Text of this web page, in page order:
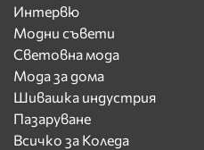
Интервю
Модни съвети
Световна мода
Мода за дома
Шивашка индустрия
Пазаруване
Всичко за Коледа